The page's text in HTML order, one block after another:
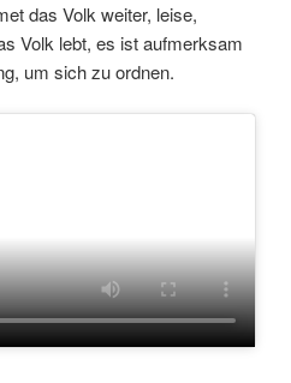
das Volk weiter, leise,
Volk lebt, es ist aufmerksam
um sich zu ordnen.